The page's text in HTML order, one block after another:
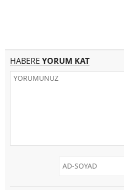
HABERE YORUM KAT